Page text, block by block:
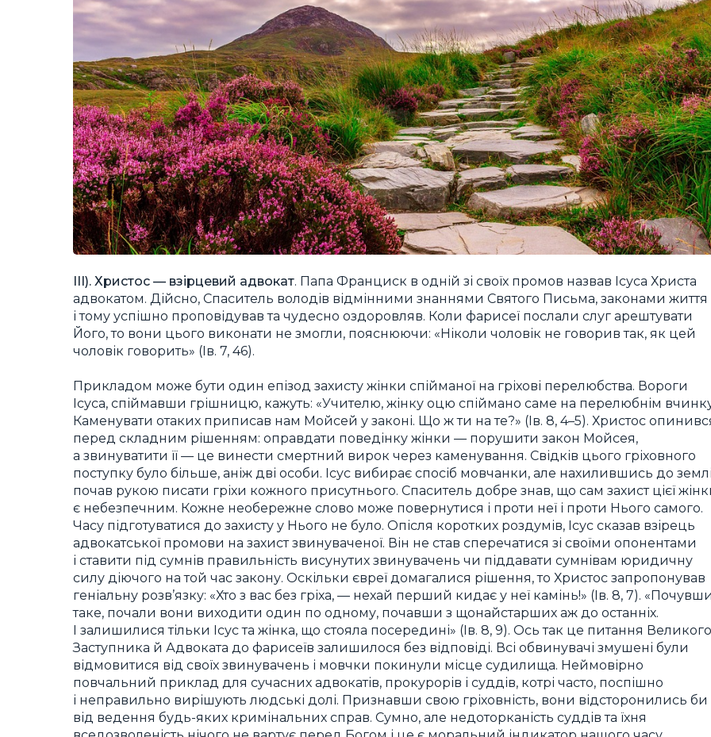
ІІІ). Христос — взірцевий адвокат. Папа Франциск в одній зі своїх промов назвав Ісуса Христа
адвокатом. Дійсно, Спаситель володів відмінними знаннями Святого Письма, законами життя
і тому успішно проповідував та чудесно оздоровляв. Коли фарисеї послали слуг арештувати
Його, то вони цього виконати не змогли, пояснюючи: «Ніколи чоловік не говорив так, як цей
чоловік говорить» (Ів. 7, 46).
Прикладом може бути один епізод захисту жінки спійманої на гріхові перелюбства. Вороги
Ісуса, спіймавши грішницю, кажуть: «Учителю, жінку оцю спіймано саме на перелюбнім
Каменувати отаких приписав нам Мойсей у законі. Що ж ти на те?» (Ів. 8, 4–5). Христос
перед складним рішенням: оправдати поведінку жінки — порушити закон Мойсея,
а звинуватити її — це винести смертний вирок через каменування. Свідків цього гріховного
поступку було більше, аніж дві особи. Ісус вибирає спосіб мовчанки, але нахилившись до
почав рукою писати гріхи кожного присутнього. Спаситель добре знав, що сам захист цієї
є небезпечним. Кожне необережне слово може повернутися і проти неї і проти Нього самого.
Часу підготуватися до захисту у Нього не було. Опісля коротких роздумів, Ісус сказав взірець
адвокатської промови на захист звинуваченої. Він не став сперечатися зі своїми опонентами
і ставити під сумнів правильність висунутих звинувачень чи піддавати сумнівам юридичну
силу діючого на той час закону. Оскільки євреї домагалися рішення, то Христос запропонував
геніальну розв’язку: «Хто з вас без гріха, — нехай перший кидає у неї камінь!» (Ів. 8, 7).
таке, почали вони виходити один по одному, почавши з щонайстарших аж до останніх.
І залишилися тільки Ісус та жінка, що стояла посередині» (Ів. 8, 9). Ось так це питання Великого
Заступника й Адвоката до фарисеїв залишилося без відповіді. Всі обвинувачі змушені були
відмовитися від своїх звинувачень і мовчки покинули місце судилища. Неймовірно
повчальний приклад для сучасних адвокатів, прокурорів і суддів, котрі часто, поспішно
і неправильно вирішують людські долі. Признавши свою гріховність, вони відсторонились би
від ведення будь-яких кримінальних справ. Сумно, але недоторканість суддів та їхня